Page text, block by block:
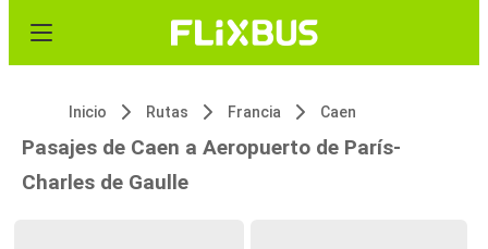
Inicio Rutas Francia Caen
Pasajes de Caen a Aeropuerto de París-
Charles de Gaulle